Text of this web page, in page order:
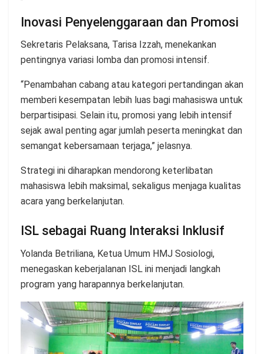
Inovasi Penyelenggaraan dan Promosi
Sekretaris Pelaksana, Tarisa Izzah, menekankan
pentingnya variasi lomba dan promosi intensif.
“Penambahan cabang atau kategori pertandingan akan
memberi kesempatan lebih luas bagi mahasiswa untuk
berpartisipasi. Selain itu, promosi yang lebih intensif
sejak awal penting agar jumlah peserta meningkat dan
semangat kebersamaan terjaga,” jelasnya.
Strategi ini diharapkan mendorong keterlibatan
mahasiswa lebih maksimal, sekaligus menjaga kualitas
acara yang berkelanjutan.
ISL sebagai Ruang Interaksi Inklusif
Yolanda Betriliana, Ketua Umum HMJ Sosiologi,
menegaskan keberjalanan ISL ini menjadi langkah
program yang harapannya berkelanjutan.